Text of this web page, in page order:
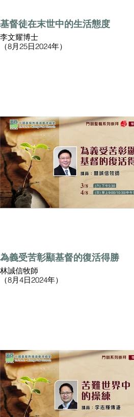
基督徒在末世中的生活態度
李文耀博士
（8月25日2024年）
為義受苦彰顯基督的復活得勝
林誠信牧師
（8月4日2024年）